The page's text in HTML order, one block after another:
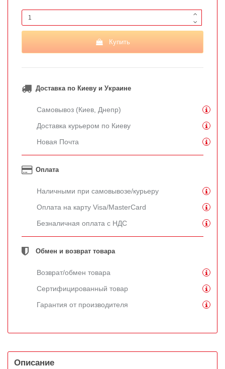
Купить
Доставка по Киеву и Украине
Самовывоз (Киев, Днепр)
Доставка курьером по Киеву
Новая Почта
Оплата
Наличными при самовывозе/курьеру
Оплата на карту Visa/MasterCard
Безналичная оплата с НДС
Обмен и возврат товара
Возврат/обмен товара
Сертифицированный товар
Гарантия от производителя
Описание